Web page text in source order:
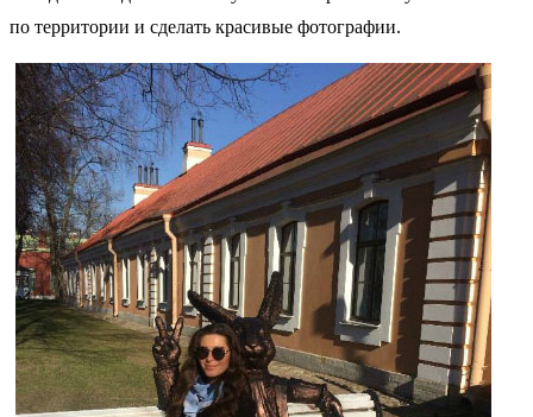
по территории и сделать красивые фотографии.